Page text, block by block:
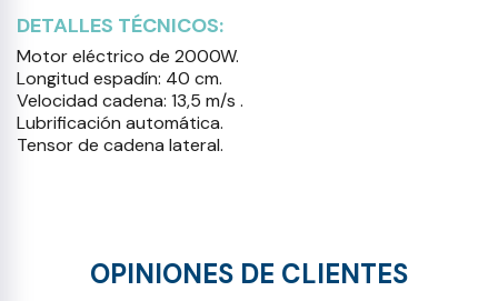
DETALLES TÉCNICOS:
Motor eléctrico de 2000W.
Longitud espadín: 40 cm.
Velocidad cadena: 13,5 m/s .
Lubrificación automática.
Tensor de cadena lateral.
OPINIONES DE CLIENTES